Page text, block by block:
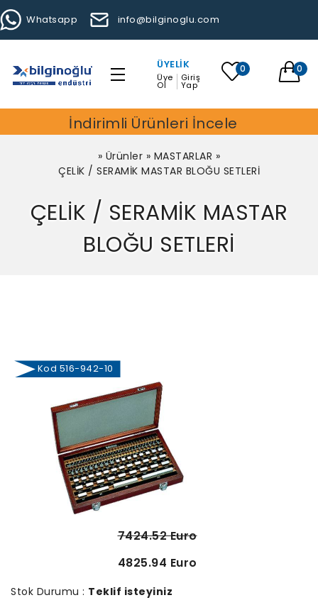
Whatsapp info@bilginoglu.com
ÜYELIK
Üye
Ol
Giriş
Yap
0 0
İndirimli Ürünleri İncele
» Ürünler » MASTARLAR »
ÇELİK / SERAMİK MASTAR BLOĞU SETLERİ
ÇELİK / SERAMİK MASTAR
BLOĞU SETLERİ
Kod 516-942-10
7424.52 Euro
4825.94 Euro
Stok Durumu : Teklif isteyiniz